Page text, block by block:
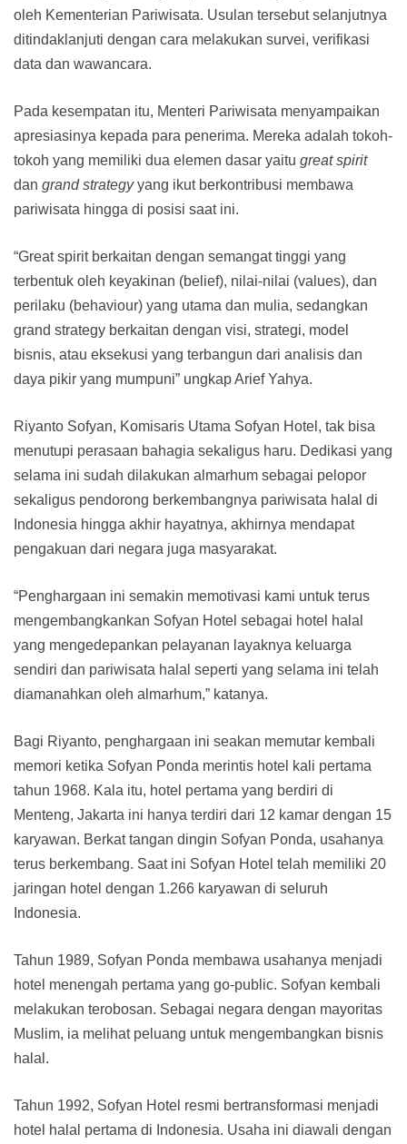
oleh Kementerian Pariwisata. Usulan tersebut selanjutnya
ditindaklanjuti dengan cara melakukan survei, verifikasi
data dan wawancara.
Pada kesempatan itu, Menteri Pariwisata menyampaikan
apresiasinya kepada para penerima. Mereka adalah tokoh-
tokoh yang memiliki dua elemen dasar yaitu great spirit
dan grand strategyyang ikut berkontribusi membawa
pariwisata hingga di posisi saat ini.
“Great spirit berkaitan dengan semangat tinggi yang
terbentuk oleh keyakinan (belief), nilai-nilai (values), dan
perilaku (behaviour) yang utama dan mulia, sedangkan
grand strategy berkaitan dengan visi, strategi, model
bisnis, atau eksekusi yang terbangun dari analisis dan
daya pikir yang mumpuni” ungkap Arief Yahya.
Riyanto Sofyan, Komisaris Utama Sofyan Hotel, tak bisa
menutupi perasaan bahagia sekaligus haru. Dedikasi yang
selama ini sudah dilakukan almarhum sebagai pelopor
sekaligus pendorong berkembangnya pariwisata halal di
Indonesia hingga akhir hayatnya, akhirnya mendapat
pengakuan dari negara juga masyarakat.
“Penghargaan ini semakin memotivasi kami untuk terus
mengembangkankan Sofyan Hotel sebagai hotel halal
yang mengedepankan pelayanan layaknya keluarga
sendiri dan pariwisata halal seperti yang selama ini telah
diamanahkan oleh almarhum,” katanya.
Bagi Riyanto, penghargaan ini seakan memutar kembali
memori ketika Sofyan Ponda merintis hotel kali pertama
tahun 1968. Kala itu, hotel pertama yang berdiri di
Menteng, Jakarta ini hanya terdiri dari 12 kamar dengan 15
karyawan. Berkat tangan dingin Sofyan Ponda, usahanya
terus berkembang. Saat ini Sofyan Hotel telah memiliki 20
jaringan hotel dengan 1.266 karyawan di seluruh
Indonesia.
Tahun 1989, Sofyan Ponda membawa usahanya menjadi
hotel menengah pertama yang go-public. Sofyan kembali
melakukan terobosan. Sebagai negara dengan mayoritas
Muslim, ia melihat peluang untuk mengembangkan bisnis
halal.
Tahun 1992, Sofyan Hotel resmi bertransformasi menjadi
hotel halal pertama di Indonesia. Usaha ini diawali dengan